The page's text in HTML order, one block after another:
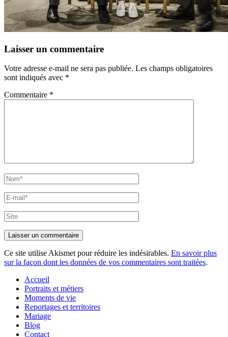
Laisser un commentaire
Votre adresse e-mail ne sera pas publiée. Les champs obligatoires
sont indiqués avec *
Commentaire *
Nom*
E-
mail*
Site
Ce site utilise Akismet pour réduire les indésirables. En savoir plus
sur la façon dont les données de vos commentaires sont traitées.
Accueil
Portraits et métiers
Moments de vie
Reportages et territoires
Mariage
Blog
Contact